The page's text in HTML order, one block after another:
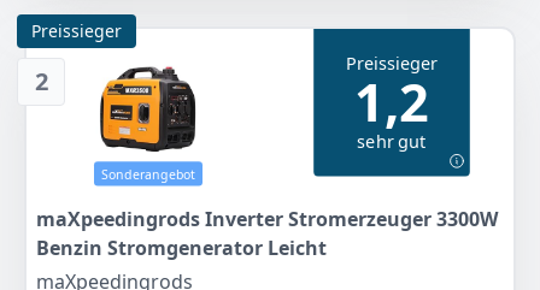
2
Preissieger
Sonderangebot
Preissieger
1,2
sehr gut
maXpeedingrods Inverter Stromerzeuger 3300W
Benzin Stromgenerator Leicht
maXpeedingrods